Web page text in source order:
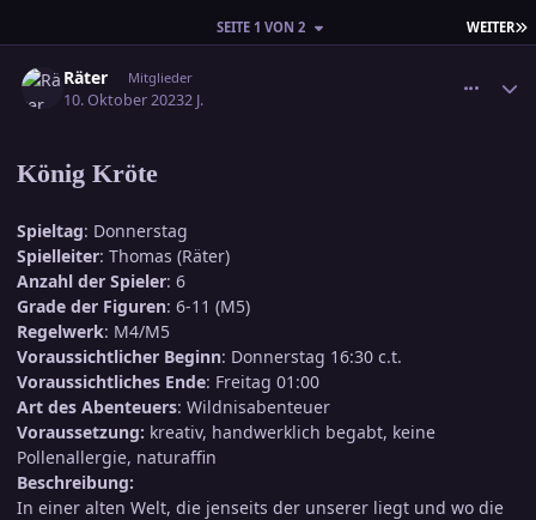
WEITER
SEITE 1 VON 2
Räter Mitglieder
10. Oktober 20232 J.
König Kröte
Spieltag: Donnerstag
Spielleiter: Thomas (Räter)
Anzahl der Spieler: 6
Grade der Figuren: 6-11 (M5)
Regelwerk: M4/M5
Voraussichtlicher Beginn: Donnerstag 16:30 c.t.
Voraussichtliches Ende: Freitag 01:00
Art des Abenteuers: Wildnisabenteuer
Voraussetzung: kreativ, handwerklich begabt, keine
Pollenallergie, naturaffin
Beschreibung:
In einer alten Welt, die jenseits der unserer liegt und wo die